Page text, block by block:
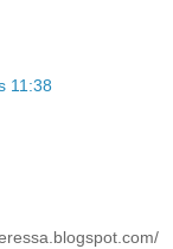
11:38